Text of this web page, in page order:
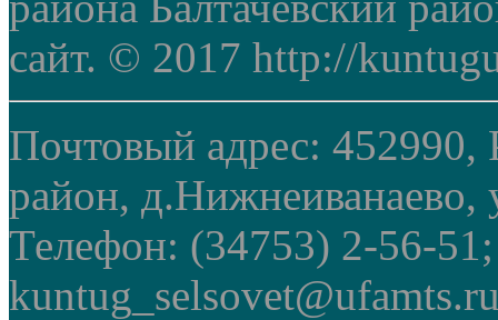
сайт. © 2017 http://
Почтовый адрес: 452990,
район, д.Нижнеиванаево,
Телефон: (34753) 2-56-